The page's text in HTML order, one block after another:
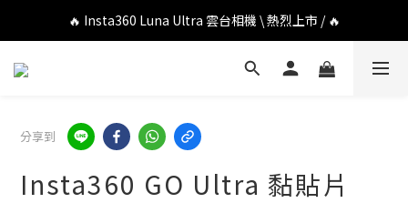
🔥 DJI OSMO POCKET 4P 口袋相機 \ 熱烈上市 / 🔥
🔥 Insta360 Luna Ultra 雲台相機 \ 熱烈上市 / 🔥
🔥 Insta360 GO Ultra Hello Kitty 聯名限定套裝 \ 時尚上市 / 🔥
分享到
Insta360 GO Ultra 黏貼片